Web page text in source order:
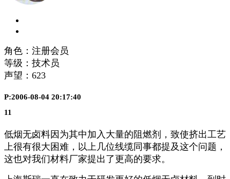
角色：注册会员
等级：技术员
声望： 623
P:2006-08-04 20:17:40
11
低烟无卤料因为其中加入大量的阻燃剂，致使挤出工艺
上很有很大困难，以上几位线缆同事都提及这个问题，
这也对我们材料厂家提出了更高的要求。